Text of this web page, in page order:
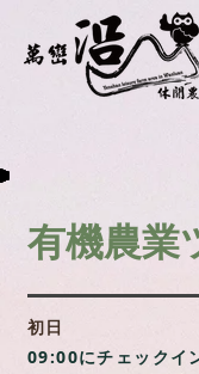
有機農業
初日
09:00にチェックイ